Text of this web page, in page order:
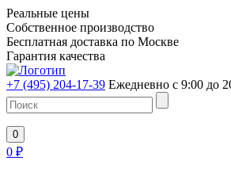
Реальные цены
Собственное производство
Бесплатная доставка по Москве
Гарантия качества
+7 (495) 204-17-39 Ежедневно с 9:00 до
0
0 ₽